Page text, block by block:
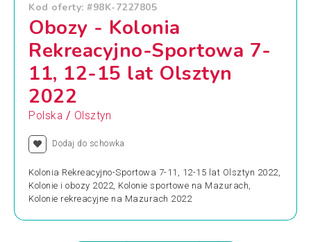
Kod oferty: #98K-7227805
Obozy - Kolonia
Rekreacyjno-Sportowa 7-
11, 12-15 lat Olsztyn
2022
Polska / Olsztyn
Dodaj do schowka
Kolonia Rekreacyjno-Sportowa 7-11, 12-15 lat Olsztyn 2022,
Kolonie i obozy 2022, Kolonie sportowe na Mazurach,
Kolonie rekreacyjne na Mazurach 2022